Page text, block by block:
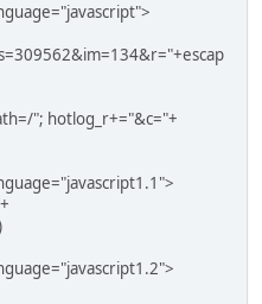
"; hotlog_r+="&c="+